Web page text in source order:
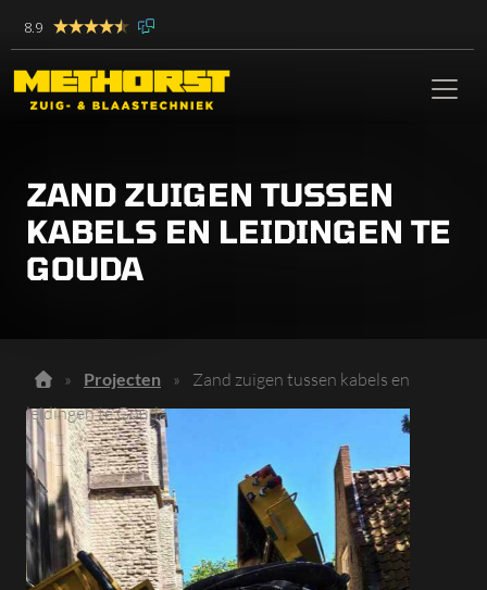
8.9
ZAND ZUIGEN TUSSEN
KABELS EN LEIDINGEN TE
GOUDA
» Projecten »
Zand zuigen tussen kabels en
leidingen te Gouda